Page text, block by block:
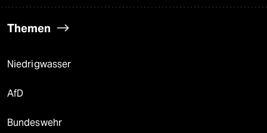
Themen
Niedrigwasser
AfD
Bundeswehr